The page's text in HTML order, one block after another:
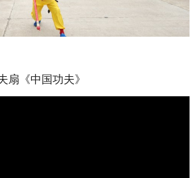
扇《中国功夫》